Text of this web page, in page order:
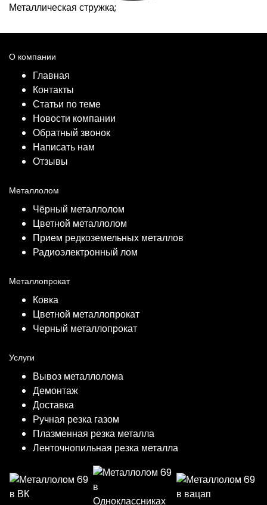
Металлическая стружка;
О компании
Главная
Контакты
Статьи по теме
Новости компании
Обратный звонок
Написать нам
Отзывы
Металлолом
Чёрный металлолом
Цветной металлолом
Прием редкоземельных металлов
Радиоэлектронный лом
Металлопрокат
Ковка
Цветной металлопрокат
Черный металлопрокат
Услуги
Вывоз металлолома
Демонтаж
Доставка
Ручная резка газом
Плазменная резка металла
Ленточнопильная резка металла